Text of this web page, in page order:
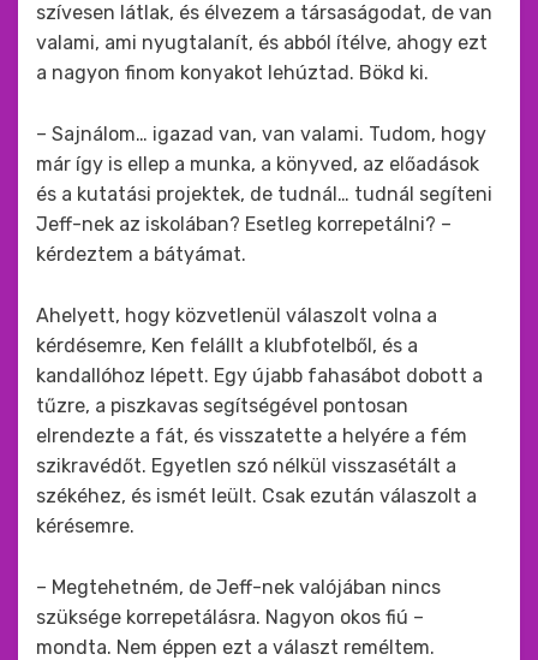
szívesen látlak, és élvezem a társaságodat, de van
valami, ami nyugtalanít, és abból ítélve, ahogy ezt
a nagyon finom konyakot lehúztad. Bökd ki.
– Sajnálom… igazad van, van valami. Tudom, hogy
már így is ellep a munka, a könyved, az előadások
és a kutatási projektek, de tudnál… tudnál segíteni
Jeff-nek az iskolában? Esetleg korrepetálni? –
kérdeztem a bátyámat.
Ahelyett, hogy közvetlenül válaszolt volna a
kérdésemre, Ken felállt a klubfotelből, és a
kandallóhoz lépett. Egy újabb fahasábot dobott a
tűzre, a piszkavas segítségével pontosan
elrendezte a fát, és visszatette a helyére a fém
szikravédőt. Egyetlen szó nélkül visszasétált a
székéhez, és ismét leült. Csak ezután válaszolt a
kérésemre.
– Megtehetném, de Jeff-nek valójában nincs
szüksége korrepetálásra. Nagyon okos fiú –
mondta. Nem éppen ezt a választ reméltem.